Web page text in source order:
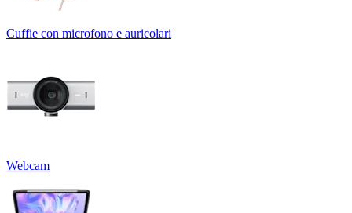
Cuffie con microfono e auricolari
Webcam